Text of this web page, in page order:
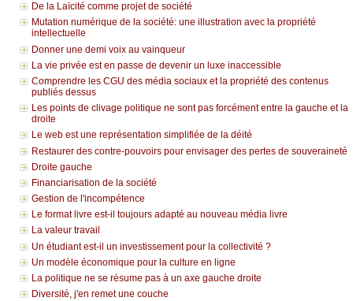
De la Laïcité comme projet de société
Mutation numérique de la société: une illustration avec la propriété
intellectuelle
Donner une demi voix au vainqueur
La vie privée est en passe de devenir un luxe inaccessible
Comprendre les CGU des média sociaux et la propriété des contenus
publiés dessus
Les points de clivage politique ne sont pas forcément entre la gauche et la
droite
Le web est une représentation simplifiée de la déité
Restaurer des contre-pouvoirs pour envisager des pertes de souveraineté
Droite gauche
Financiarisation de la société
Gestion de l'incompétence
Le format livre est-il toujours adapté au nouveau média livre
La valeur travail
Un étudiant est-il un investissement pour la collectivité ?
Un modèle économique pour la culture en ligne
La politique ne se résume pas à un axe gauche droite
Diversité, j'en remet une couche